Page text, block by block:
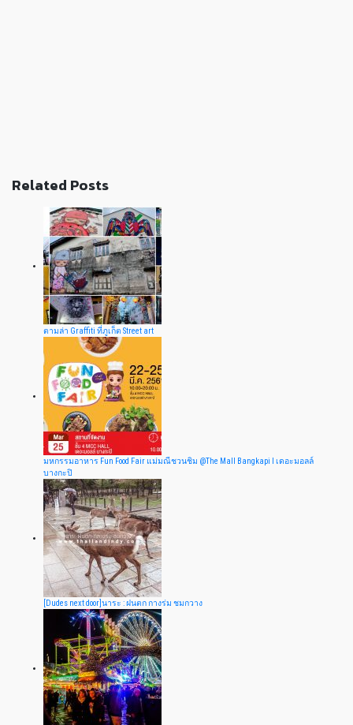
Related Posts
ตามล่า Graffiti ที่ภูเก็ต Street art
มหกรรมอาหาร Fun Food Fair แม่มณีชวนชิม @The Mall Bangkapi I เดอะมอลล์
บางกะปิ
[Dudes next door]นาระ : ฝนตก กางร่ม ชมกวาง